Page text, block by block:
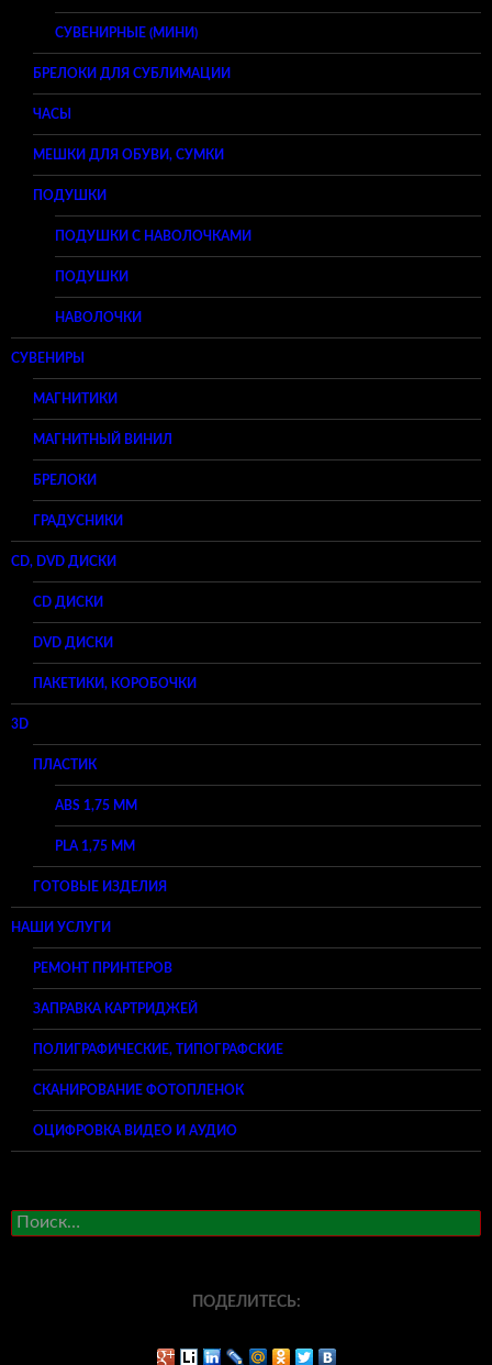
СУВЕНИРНЫЕ (МИНИ)
БРЕЛОКИ ДЛЯ СУБЛИМАЦИИ
ЧАСЫ
МЕШКИ ДЛЯ ОБУВИ, СУМКИ
ПОДУШКИ
ПОДУШКИ С НАВОЛОЧКАМИ
ПОДУШКИ
НАВОЛОЧКИ
СУВЕНИРЫ
МАГНИТИКИ
МАГНИТНЫЙ ВИНИЛ
БРЕЛОКИ
ГРАДУСНИКИ
CD, DVD ДИСКИ
CD ДИСКИ
DVD ДИСКИ
ПАКЕТИКИ, КОРОБОЧКИ
3D
ПЛАСТИК
ABS 1,75 ММ
PLA 1,75 ММ
ГОТОВЫЕ ИЗДЕЛИЯ
НАШИ УСЛУГИ
РЕМОНТ ПРИНТЕРОВ
ЗАПРАВКА КАРТРИДЖЕЙ
ПОЛИГРАФИЧЕСКИЕ, ТИПОГРАФСКИЕ
СКАНИРОВАНИЕ ФОТОПЛЕНОК
ОЦИФРОВКА ВИДЕО И АУДИО
Найти:
ПОДЕЛИТЕСЬ: